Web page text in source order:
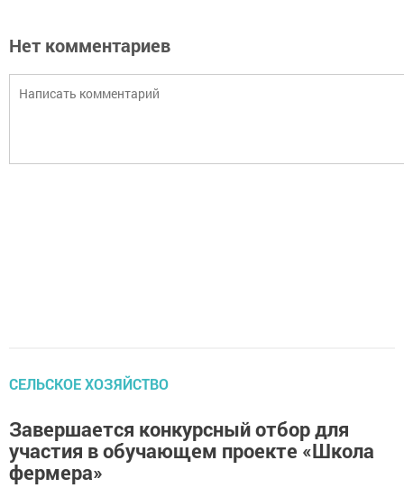
Нет комментариев
СЕЛЬСКОЕ ХОЗЯЙСТВО
Завершается конкурсный отбор для
участия в обучающем проекте «Школа
фермера»